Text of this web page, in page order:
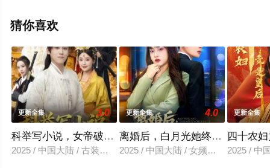
观看，更多剧情信息可移步至豆瓣电视剧、电视猫或剧情
猜你喜欢
更新全集 3.0
科举写小说，女帝破防了
2025 / 中国大陆 / 古装仙侠
更新全集 4.0
离婚后，白月光她终于出手了
2025 / 中国大陆 / 女频恋爱
更新全集
四十农
2025 / 中